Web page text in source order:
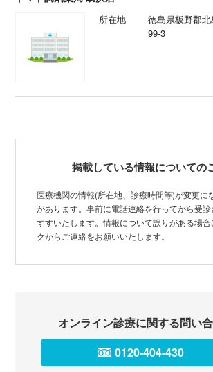
所在地
徳島県板野郡
99-3
掲載している情報についての
医療機関の情報(所在地、診療時間等)が変更に
があります。事前に電話連絡を行ってから受
すすいたします。情報について誤りがある場
クからご連絡をお願いいたします。
オンライン診療に関する問い
0120-404-430